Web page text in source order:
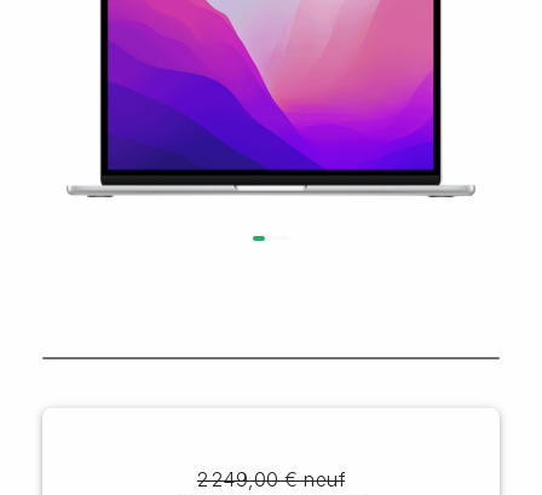
2 249,00 € neuf